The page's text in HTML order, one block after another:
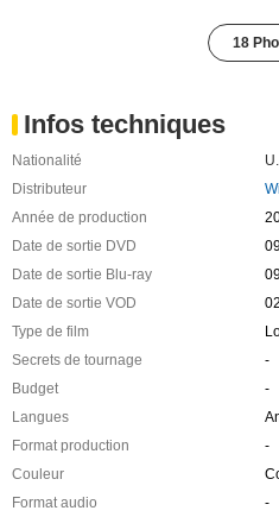
18
Infos techniques
Nationalité
Distributeur
Année de production
Date de sortie DVD
Date de sortie Blu-ray
Date de sortie VOD
Type de film
Secrets de tournage
-
Budget
-
Langues
Format production
-
Couleur
Format audio
-